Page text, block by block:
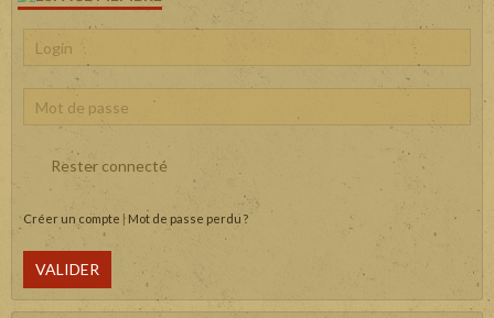
Rester connecté
Créer un compte | Mot de passe perdu ?
VALIDER